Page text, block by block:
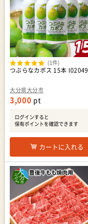
大分県大分市
つぶらなカボス 15本 I02049
(1件)
3,000 pt
ログインすると
保有ポイントを確認できます
カートに入れる